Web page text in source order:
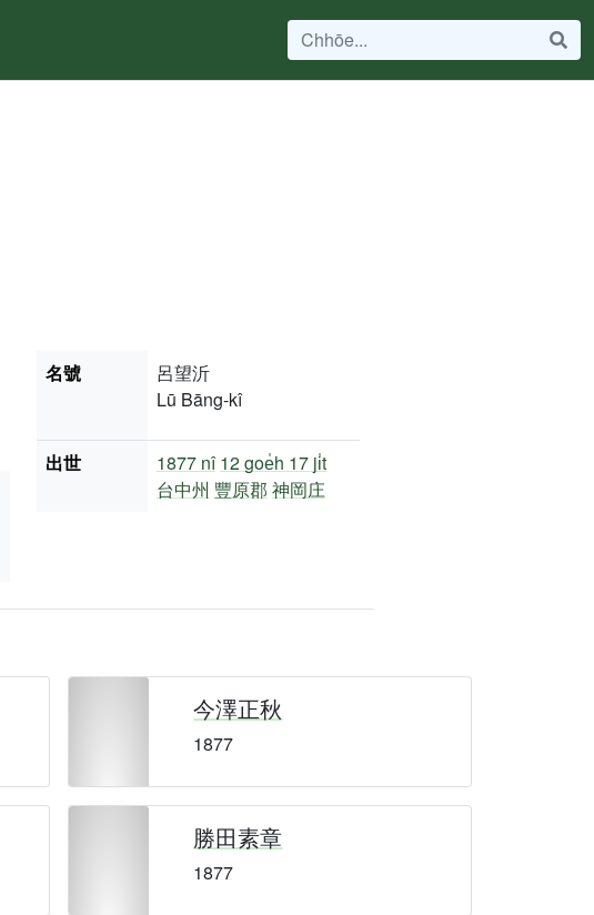
名號
呂望沂
Lū Bāng-kî
出世 1877 nî 12 goe̍h 17 ji̍t
台中州 豐原郡 神岡庄
今澤正秋
1877
勝田素章
1877